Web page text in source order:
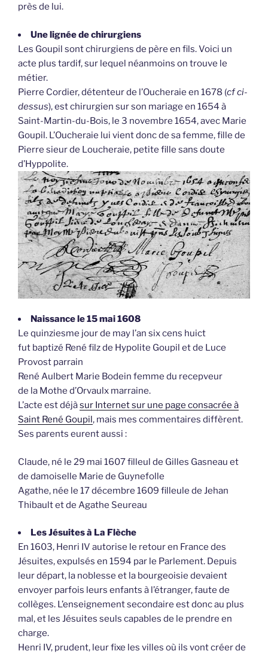
près de lui.
Une lignée de chirurgiens
Les Goupil sont chirurgiens de père en fils. Voici un
acte plus tardif, sur lequel néanmoins on trouve le
métier.
Pierre Cordier, détenteur de l’Oucheraie en 1678 (cf ci-
dessus), est chirurgien sur son mariage en 1654 à
Saint-Martin-du-Bois, le 3 novembre 1654, avec Marie
Goupil. L’Oucheraie lui vient donc de sa femme, fille de
Pierre sieur de Loucheraie, petite fille sans doute
d’Hyppolite.
Naissance le 15 mai 1608
Le quinziesme jour de may l’an six cens huict
fut baptizé René filz de Hypolite Goupil et de Luce
Provost parrain
René Aulbert Marie Bodein femme du recepveur
de la Mothe d’Orvaulx marraine.
L’acte est déjàsur Internet sur une page consacrée à
Saint René Goupil, mais mes commentaires diffèrent.
Ses parents eurent aussi :
Claude, né le 29 mai 1607 filleul de Gilles Gasneau et
de damoiselle Marie de Guynefolle
Agathe, née le 17 décembre 1609 filleule de Jehan
Thibault et de Agathe Seureau
Les Jésuites à La Flèche
En 1603, Henri IV autorise le retour en France des
Jésuites, expulsés en 1594 par le Parlement. Depuis
leur départ, la noblesse et la bourgeoisie devaient
envoyer parfois leurs enfants à l’étranger, faute de
collèges. L’enseignement secondaire est donc au plus
mal, et les Jésuites seuls capables de le prendre en
charge.
Henri IV, prudent, leur fixe les villes où ils vont créer de